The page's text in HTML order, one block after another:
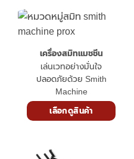
เครื่องสมิทแมชชีน
เล่นเวทอย่างมั่นใจ
ปลอดภัยด้วย Smith
Machine
เลือกดูสินค้า